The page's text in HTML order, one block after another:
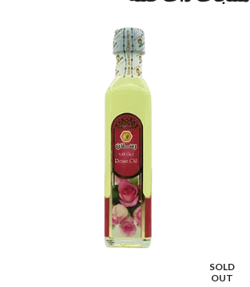
SOLD
OUT